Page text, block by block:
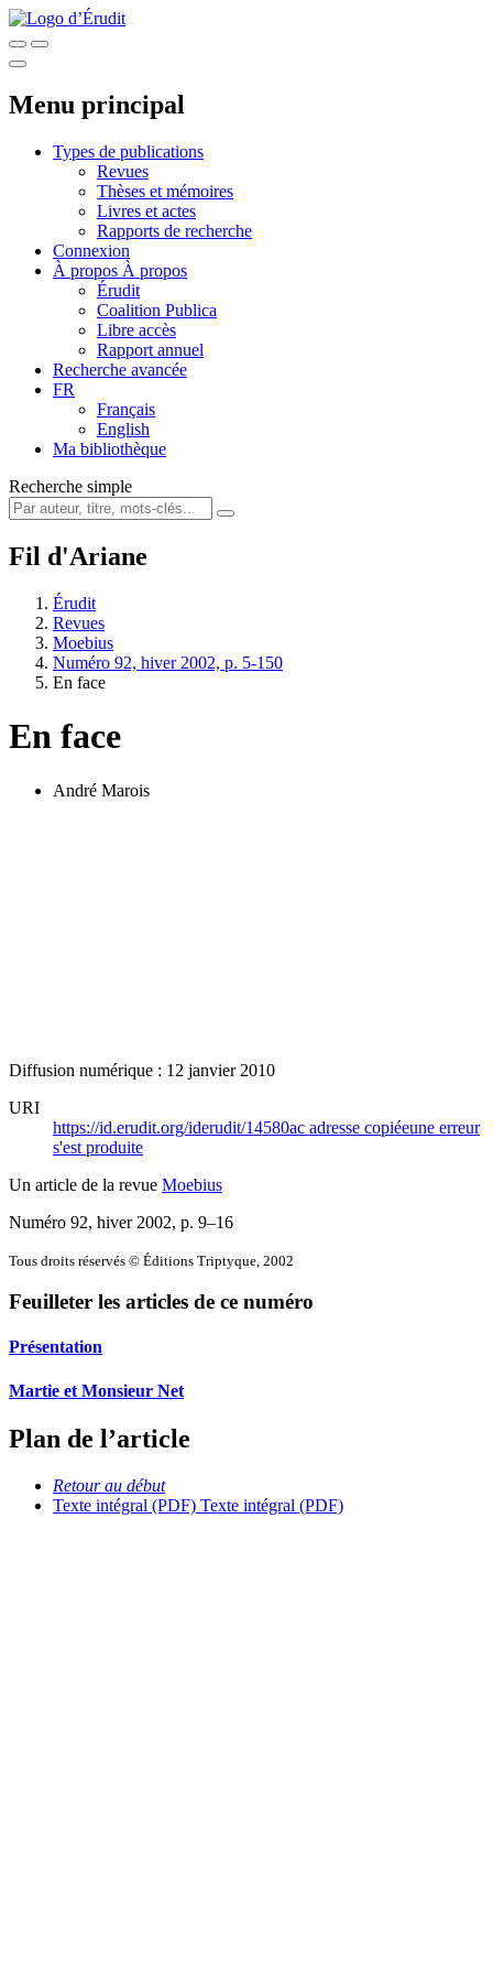
Menu principal
Types de publications
Revues
Thèses et mémoires
Livres et actes
Rapports de recherche
Connexion
À propos À propos
Érudit
Coalition Publica
Libre accès
Rapport annuel
Recherche avancée
FR
Français
English
Ma bibliothèque
Recherche simple
Fil d'Ariane
Érudit
Revues
Moebius
Numéro 92, hiver 2002, p. 5-150
En face
En face
André Marois
Diffusion numérique : 12 janvier 2010
URI
https://id.erudit.org/iderudit/14580ac adresse copiéeune erreur
s'est produite
Un article de la revue Moebius
Numéro 92, hiver 2002, p. 9–16
Tous droits réservés © Éditions Triptyque, 2002
Feuilleter les articles de ce numéro
Présentation
Martie et Monsieur Net
Plan de l’article
Retour au début
Texte intégral (PDF) Texte intégral (PDF)